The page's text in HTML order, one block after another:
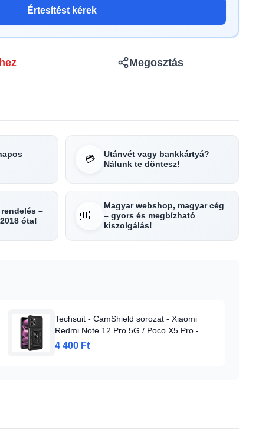
Értesítést kérek
Megosztás
💳
Utánvét vagy bankkártyá?
Nálunk te döntesz!
–
óta!
🇭🇺
Magyar webshop, magyar cég
– gyors és megbízható
kiszolgálás!
Techsuit - CamShield sorozat - Xiaomi
Redmi Note 12 Pro 5G / Poco X5 Pro -
Fekete tok
4 400 Ft